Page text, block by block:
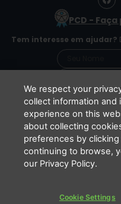
a
e
o
o
PCD -
Tem interesse em ajudar?
Li e concordo que
tratadas de acordo
da LBV
Copyright 2026 - LBV -
We respect your
collect information and
experience on this
about collecting
preferences by clicking
continuing to browse,
our Privacy Policy.
Cookie Settings